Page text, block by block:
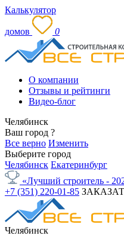
Калькулятор
домов 0
О компании
Отзывы и рейтинги
Видео-блог
Челябинск
Ваш город ?
Все верно Изменить
Выберите город
Челябинск Екатеринбург
«Лучший строитель -
+7 (351) 220-01-85
Челябинск